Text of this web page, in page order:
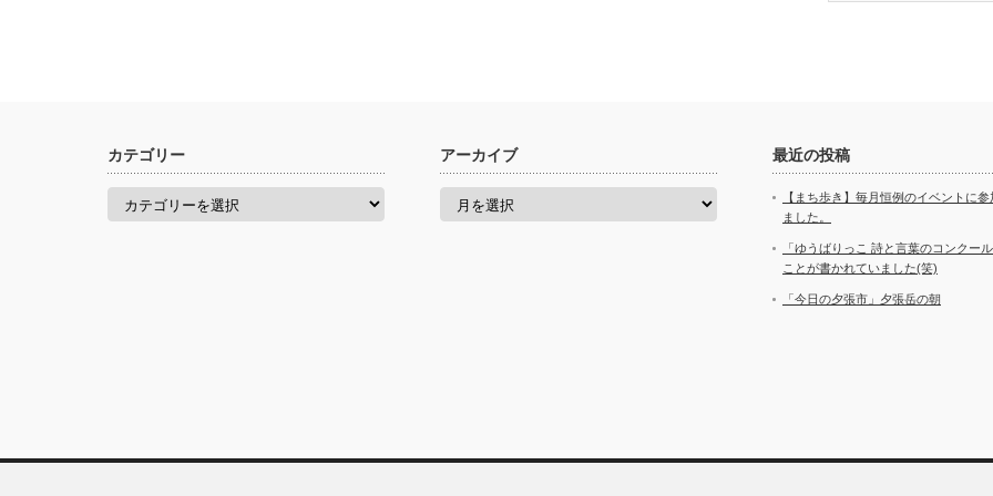
カテゴリー
カ
アーカイブ
ア
最近の投稿
【まち歩き】毎月恒例のイベントに参
ました。
「ゆうばりっこ 詩と言葉のコンクー
ことが書かれていました(笑)
「今日の夕張市」夕張岳の朝